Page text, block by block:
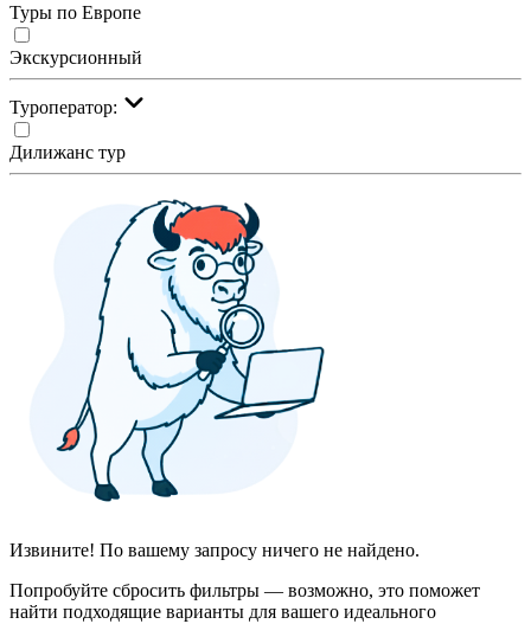
Туры по Европе
Экскурсионный
Туроператор:
Дилижанс тур
Извините! По вашему запросу ничего не найдено.
Попробуйте сбросить фильтры — возможно, это поможет
найти подходящие варианты для вашего идеального